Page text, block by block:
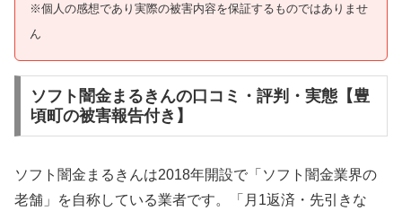
※個人の感想であり実際の被害内容を保証するものではありませ
ん
ソフト闇金まるきんの口コミ・評判・実態【豊
頃町の被害報告付き】
ソフト闇金まるきんは2018年開設で「ソフト闇金業界の
老舗」を自称している業者です。「月1返済・先引きな